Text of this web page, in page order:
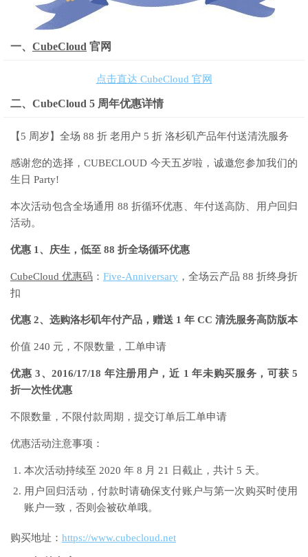
一、 CubeCloud 官网
点击直达 CubeCloud 官网
二、CubeCloud 5 周年优惠详情
【5 周岁】全场 88 折 老用户 5 折 洛杉矶产品年付送清洗服务
感谢您的选择，CUBECLOUD 今天五岁啦，诚邀您参加我们的
生日 Party!
本次活动包含全场通用 88 折循环优惠、年付送高防、用户回归
活动。
优惠 1、庆生，低至 88 折全场循环优惠
CubeCloud 优惠码 ： Five-Anniversary ，全场云产品 88 折终身折
扣
优惠 2、选购洛杉矶年付产品，赠送 1 年 CC 清洗服务高防版本
价值 240 元，不限数量，工单申请
优惠 3、2016/17/18 年注册用户，近 1 年未购买服务，可获 5
折一次性优惠
不限数量，不限付款周期，提交订单后工单申请
优惠活动注意事项：
本次活动持续至 2020 年 8 月 21 日截止，共计 5 天。
用户回归活动，付款时请确保支付账户与第一次购买时使用
账户一致，否则会被砍单哦。
购买地址： https://www.cubecloud.net